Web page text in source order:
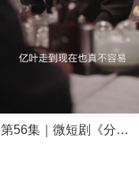
第57集｜微短剧《分…